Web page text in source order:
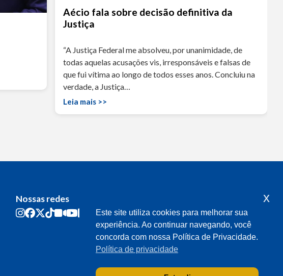
Aécio fala sobre decisão definitiva da
Justiça
“A Justiça Federal me absolveu, por unanimidade, de
todas aquelas acusações vis, irresponsáveis e falsas de
que fui vítima ao longo de todos esses anos. Concluiu na
verdade, a Justiça…
Leia mais >>
Nossas redes
Este site utiliza cookies para melhorar sua
experiência. Ao continuar navegando, você
concorda com nossa Política de Privacidade.
Política de privacidade
x